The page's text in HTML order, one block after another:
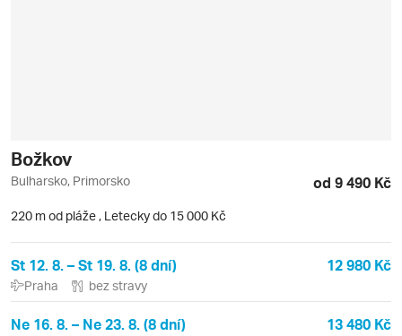
Božkov
Bulharsko, Primorsko od 9 490 Kč
220 m od pláže , Letecky do 15 000 Kč
St 12. 8. – St 19. 8. (8 dní) 12 980 Kč
Praha bez stravy
Ne 16. 8. – Ne 23. 8. (8 dní) 13 480 Kč